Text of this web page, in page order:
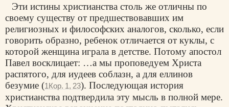
Эти истины христианства столь же отличны по
своему существу от предшествовавших им
религиозных и философских аналогов, сколько, если
говорить образно, ребенок отличается от куклы, с
которой женщина играла в детстве. Потому апостол
Павел восклицает: …а мы проповедуем Христа
распятого, для иудеев соблазн, а для еллинов
безумие (1Кор. 1, 23). Последующая история
христианства подтвердила эту мысль в полной мере.